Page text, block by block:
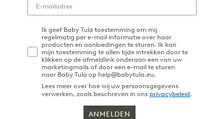
Ik geef Baby Tula toestemming om mij
regelmatig per e-mail informatie over haar
producten en aanbiedingen te sturen. Ik kan
mijn toestemming te allen tijde intrekken door te
klikken op de afmeldlink onderaan een van uw
marketingmails of door een e-mail te sturen
naar Baby Tula op help@babytula.eu.
Lees meer over hoe wij uw persoonsgegevens
verwerken, zoals beschreven in ons privacybeleid.
ANMELDEN